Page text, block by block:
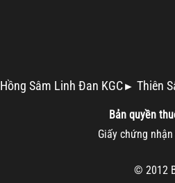
Hồng Sâm Linh Đan KGC► Thiên
Bản quyền
Giấy chứng nhận
© 2012